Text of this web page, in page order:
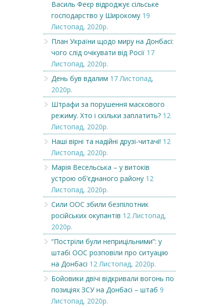
Василь Феєр відроджує сільське
господарство у Широкому 19
Листопад, 2020р.
План України щодо миру на Донбасі:
чого слід очікувати від Росії 17
Листопад, 2020р.
День був вдалим 17 Листопад,
2020р.
Штрафи за порушення маскового
режиму. Хто і скільки заплатить? 12
Листопад, 2020р.
Наші вірні та надійні друзі-читачі! 12
Листопад, 2020р.
Марія Весельська – у витоків
устрою об’єднаного району 12
Листопад, 2020р.
Сили ООС збили безпілотник
російських окупантів 12 Листопад,
2020р.
“Постріли були неприцільними”: у
штабі ООС розповіли про ситуацію
на Донбасі 12 Листопад, 2020р.
Бойовики двічі відкривали вогонь по
позиціях ЗСУ на Донбасі – штаб 9
Листопад, 2020р.